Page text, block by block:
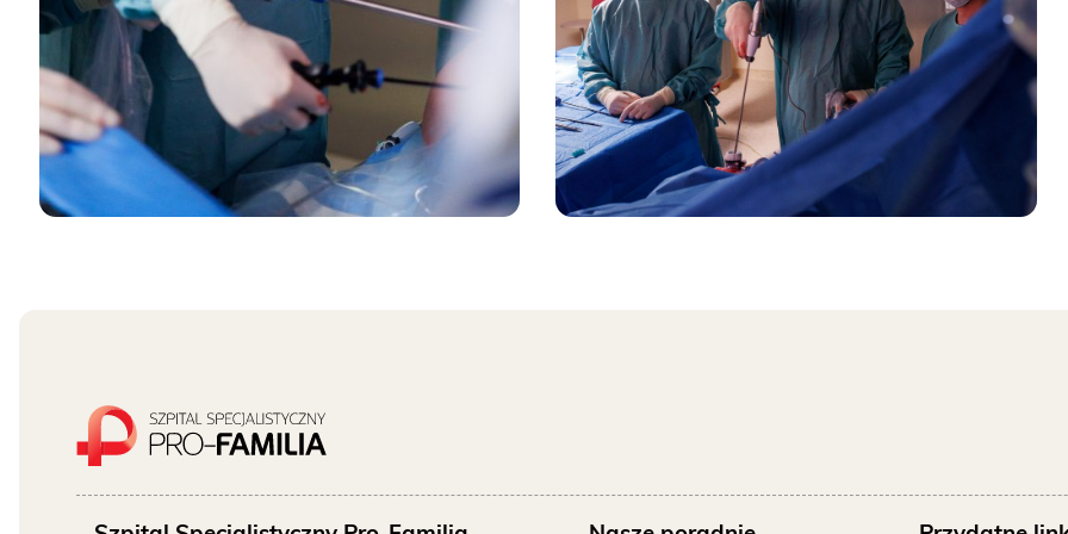
Pracownia Mammografii
bezpłatne badanie piersi
Badania prenatalne
Bądź przygotowany